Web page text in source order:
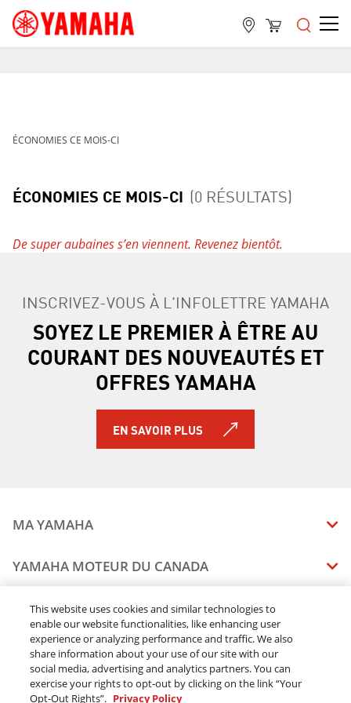
ÉCONOMIES CE MOIS-CI
ÉCONOMIES CE MOIS-CI (0 RÉSULTATS)
De super aubaines s’en viennent. Revenez bientôt.
INSCRIVEZ-VOUS À L'INFOLETTRE YAMAHA
SOYEZ LE PREMIER À ÊTRE AU
COURANT DES NOUVEAUTÉS ET
OFFRES YAMAHA
EN SAVOIR PLUS
MA YAMAHA
MANUELS
ÉTAT DES RAPPELS DE VOTRE VÉHICULE
YAMAHA MOTEUR DU CANADA
CARRIERES
RESTONS DEHORS
BLOGUE
CONCESSIONNAIRES
TROUVEZ UN CONCESSIONNAIRE
DEVENEZ CONCESSIONNAIRE
CONCESSIONAIRE ÉLITE
MENTIONS JURIDIQUES
MODALITÉS ET CONDITIONS
COMMANDES EN LIGNE
This website uses cookies and similar technologies to
enable our website functionalities, like enhancing user
experience or analyzing performance and traffic. We also
share information about your use of our site with our
social media, advertising and analytics partners. You can
exercise your rights to opt-out by clicking on the link “Your
Opt-Out Rights”. Privacy Policy